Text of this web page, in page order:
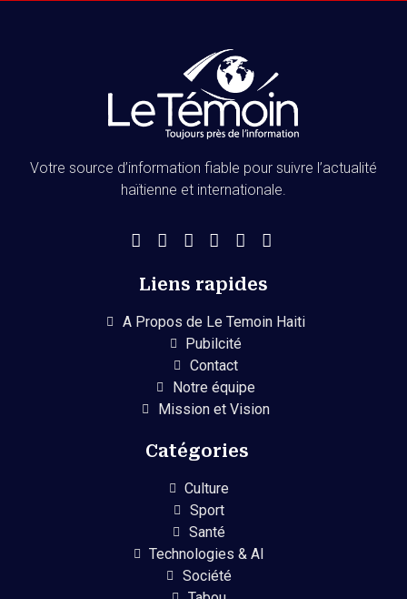
Votre source d’information fiable pour suivre l’actualité
haïtienne et internationale.
Liens rapides
A Propos de Le Temoin Haiti
Pubilcité
Contact
Notre équipe
Mission et Vision
Catégories
Culture
Sport
Santé
Technologies & AI
Société